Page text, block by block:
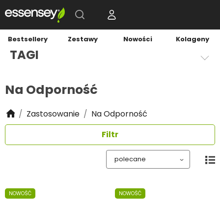
Bestsellery Zestawy Nowości Kolageny
TAGI
Na Odporność
Zastosowanie
Na Odporność
Filtr
NOWOŚĆ NOWOŚĆ